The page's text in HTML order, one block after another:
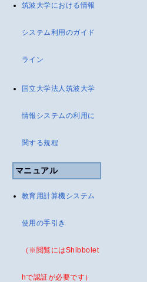
筑波大学における情報
システム利用のガイド
ライン
国立大学法人筑波大学
情報システムの利用に
関する規程
マニュアル
教育用計算機システム
使用の手引き
（※閲覧にはShibbolet
hで認証が必要です）